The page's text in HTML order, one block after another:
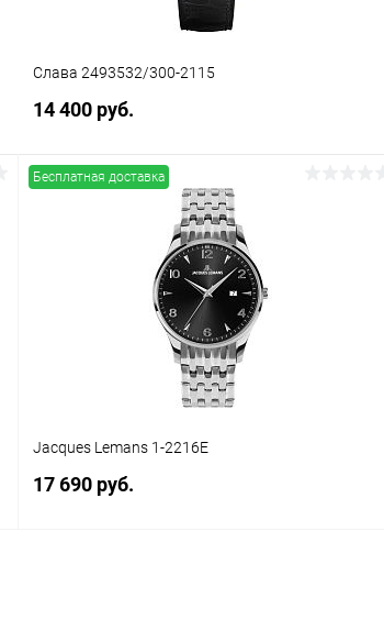
Слава 2493532/300-2115
14 400 руб.
В корзину
Сравнение
В наличии
Бесплатная доставка
Jacques Lemans 1-2216E
17 690 руб.